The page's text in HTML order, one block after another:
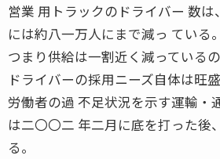
営業 用トラックのドライバー 数
には約八一万人にまで減っ ている。
つまり供給は一割近く減っているの
ドライバーの採用ニーズ自体は旺盛
労働者の過 不足状況を示す運輸・
は二〇〇二 年二月に底を打った後
る。